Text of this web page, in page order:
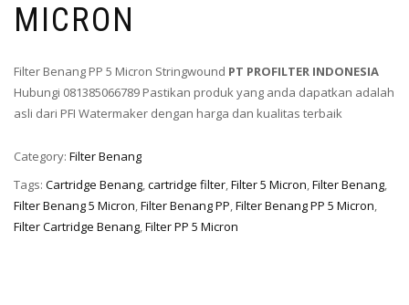
MICRON
Filter Benang PP 5 Micron Stringwound PT PROFILTER INDONESIA
Hubungi 081385066789 Pastikan produk yang anda dapatkan adalah
asli dari PFI Watermaker dengan harga dan kualitas terbaik
Category: Filter Benang
Tags: Cartridge Benang,cartridge filter,Filter 5 Micron,Filter Benang,
Filter Benang 5 Micron,Filter Benang PP,Filter Benang PP 5 Micron,
Filter Cartridge Benang,Filter PP 5 Micron